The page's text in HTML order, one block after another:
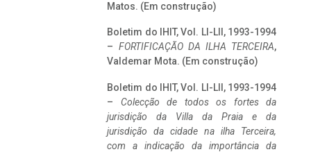
Matos. (Em construção)
Boletim do IHIT, Vol. LI-LII, 1993-1994
– FORTIFICAÇÃO DA ILHA TERCEIRA,
Valdemar Mota. (Em construção)
Boletim do IHIT, Vol. LI-LII, 1993-1994
– Colecção de todos os fortes da
jurisdição da Villa da Praia e da
jurisdição da cidade na ilha Terceira,
com a indicação da importância da